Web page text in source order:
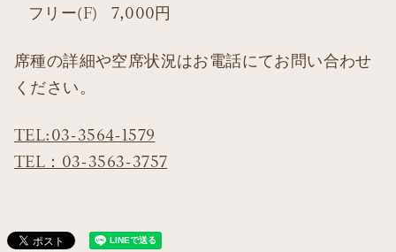
フリー(F) 7,000円
席種の詳細や空席状況はお電話にてお問い合わせ
ください。
TEL:03-3564-1579
TEL：03-3563-3757